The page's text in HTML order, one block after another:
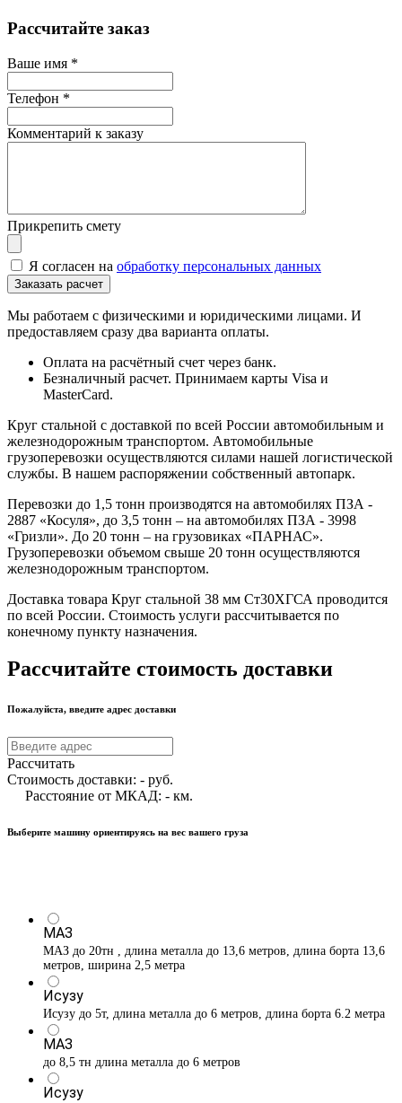
Рассчитайте заказ
Ваше имя *
Телефон *
Комментарий к заказу
Прикрепить смету
Я согласен на обработку персональных данных
Мы работаем с физическими и юридическими лицами. И
предоставляем сразу два варианта оплаты.
Оплата на расчётный счет через банк.
Безналичный расчет. Принимаем карты Visa и
MasterCard.
Круг стальной с доставкой по всей России автомобильным и
железнодорожным транспортом. Автомобильные
грузоперевозки осуществляются силами нашей логистической
службы. В нашем распоряжении собственный автопарк.
Перевозки до 1,5 тонн производятся на автомобилях ПЗА -
2887 «Косуля», до 3,5 тонн – на автомобилях ПЗА - 3998
«Гризли». До 20 тонн – на грузовиках «ПАРНАС».
Грузоперевозки объемом свыше 20 тонн осуществляются
железнодорожным транспортом.
Доставка товара Круг стальной 38 мм Ст30ХГСА проводится
по всей России. Стоимость услуги рассчитывается по
конечному пункту назначения.
Рассчитайте стоимость доставки
Пожалуйста, введите адрес доставки
Рассчитать
Стоимость доставки: - руб.
Расстояние от МКАД: - км.
Выберите машину ориентируясь на вес вашего груза
МАЗ
МАЗ до 20тн , длина металла до 13,6 метров, длина борта 13,6
метров, ширина 2,5 метра
Исузу
Исузу до 5т, длина металла до 6 метров, длина борта 6.2 метра
МАЗ
до 8,5 тн длина металла до 6 метров
Исузу